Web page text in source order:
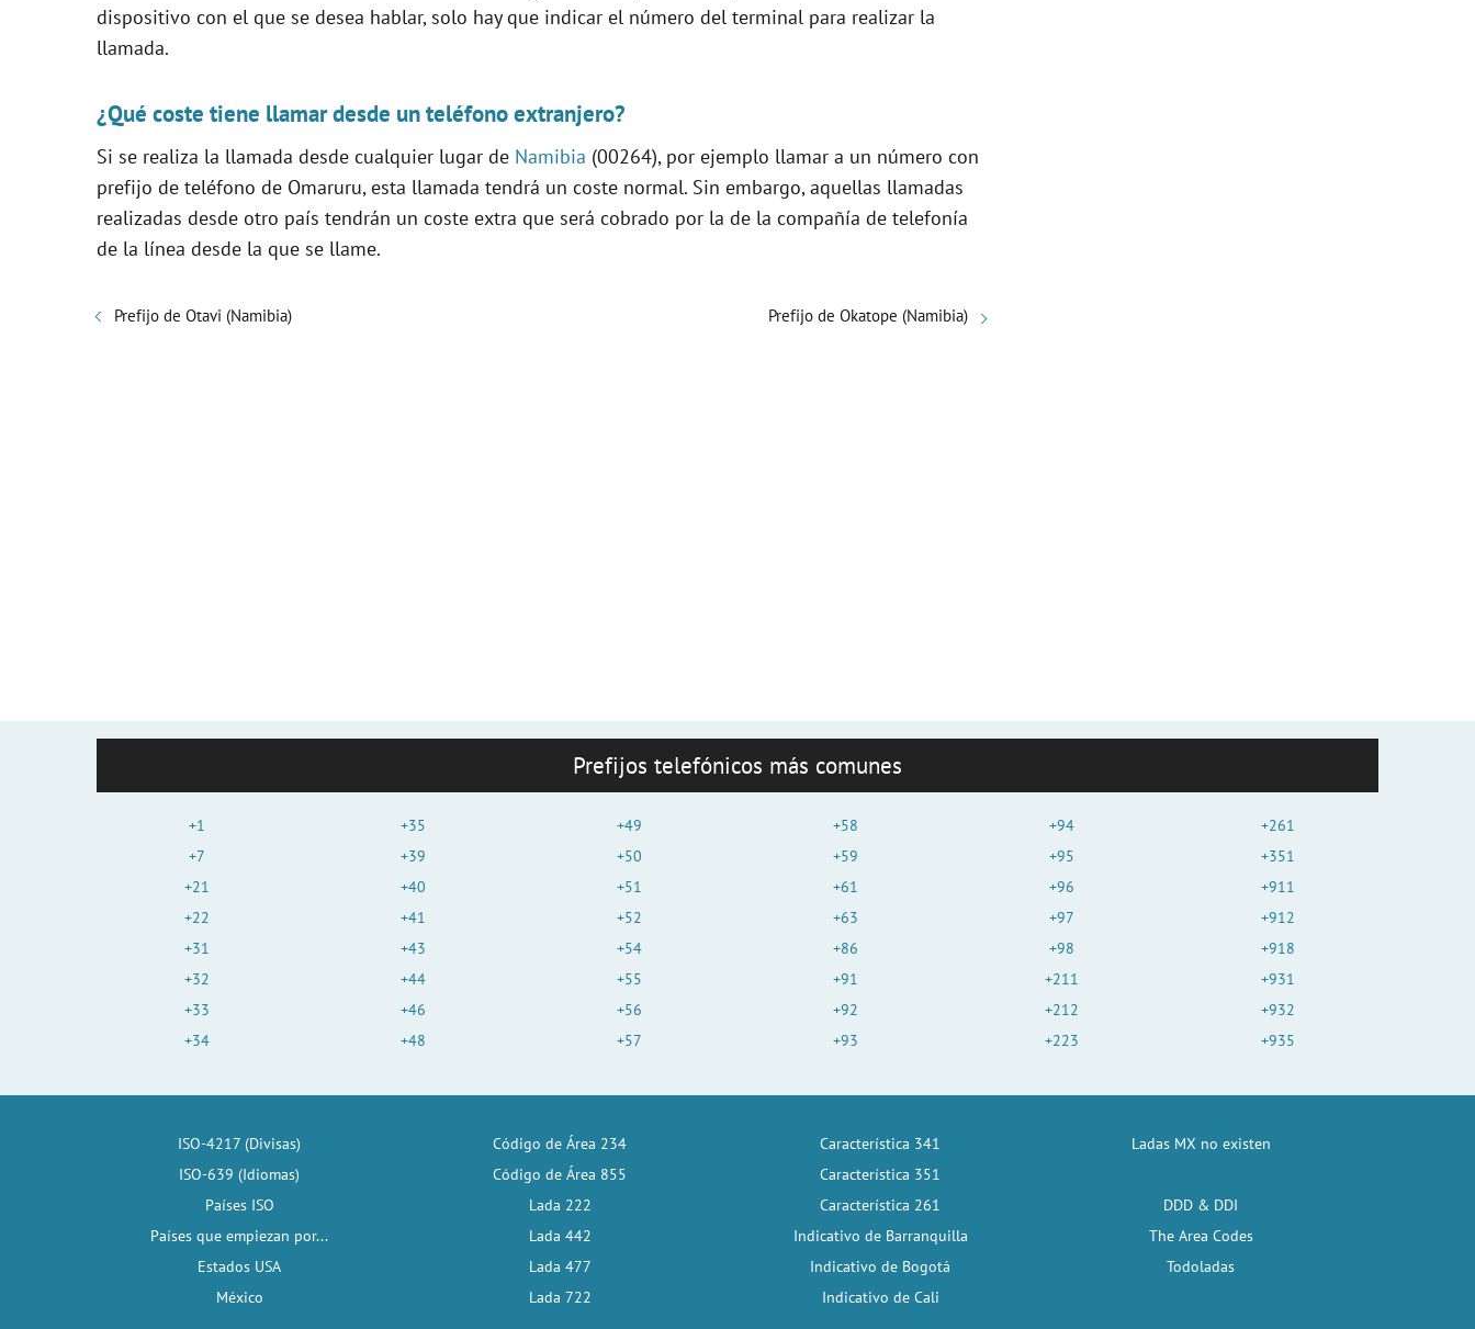
o
dispositivo con el que se desea hablar, solo hay que indicar el número del terminal para realizar la
llamada.
¿Qué coste tiene llamar desde un teléfono extranjero?
Si se realiza la llamada desde cualquier lugar de Namibia (00264), por ejemplo llamar a un número con
prefijo de teléfono de Omaruru, esta llamada tendrá un coste normal. Sin embargo, aquellas llamadas
realizadas desde otro país tendrán un coste extra que será cobrado por la de la compañía de telefonía
de la línea desde la que se llame.
Prefijo de Otavi (Namibia) Prefijo de Okatope (Namibia)
Prefijos telefónicos más comunes
+1
+7
+21
+22
+31
+32
+33
+34
+35
+39
+40
+41
+43
+44
+46
+48
+49
+50
+51
+52
+54
+55
+56
+57
+58
+59
+61
+63
+86
+91
+92
+93
+94
+95
+96
+97
+98
+211
+212
+223
+261
+351
+911
+912
+918
+931
+932
+935
ISO-4217 (Divisas)
ISO-639 (Idiomas)
Países ISO
Países que empiezan por...
Estados USA
México
Código de Área 234
Código de Área 855
Lada 222
Lada 442
Lada 477
Lada 722
Característica 341
Característica 351
Característica 261
Indicativo de Barranquilla
Indicativo de Bogotá
Indicativo de Cali
Ladas MX no existen
DDD & DDI
The Area Codes
Todoladas